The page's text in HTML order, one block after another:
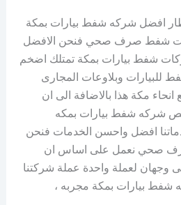
افضل شركه شفط بيارات بمكة
شفط صرف صحي فنحن الافضل
شفط بيارات بمكة تمتلك اضخم
وبلاوعات المجارى
مكة هذا بالاضافة الى ان
شركه شفط بيارات بمكه
افضل واحسن الخدمات فنحن
صحي نعمل على اساس ان
وجهان لعملة واحدة عملة شركتنا
بيارات بمكة مجربه ،